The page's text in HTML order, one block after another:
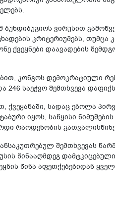
ბუნდიბუგიოს ვირუსით
კრიტერიუმებს,
ქვეყნები დაავადების
კონგოს დემოკრატიული
საეჭვო შემთხვევა
ქვეყანაში, სადაც ებოლა
იყოს, საწყისი
რაოდენობის
შემთხვევას
წინააღმდეგ
წინა აფეთქებებიდან